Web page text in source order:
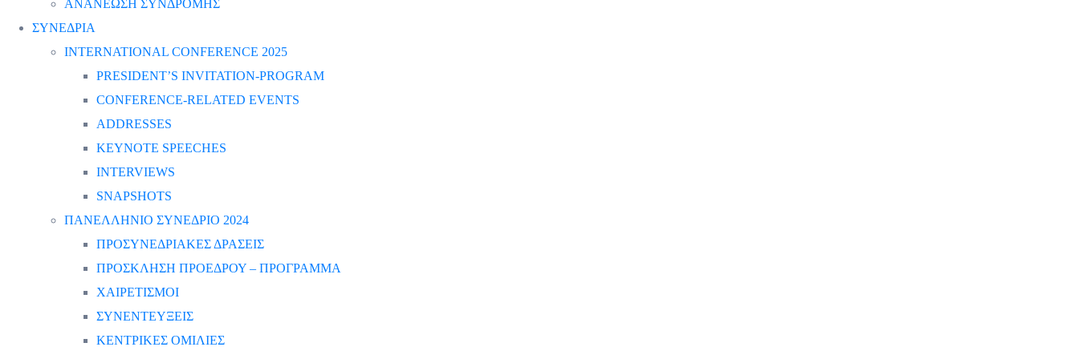
ΑΝΑΝΕΩΣΗ ΣΥΝΔΡΟΜΗΣ
ΣΥΝΕΔΡΙΑ
INTERNATIONAL CONFERENCE 2025
PRESIDENT’S INVITATION-PROGRAM
CONFERENCE-RELATED EVENTS
ADDRESSES
KEYNOTE SPEECHES
INTERVIEWS
SNAPSHOTS
ΠΑΝΕΛΛΗΝΙΟ ΣΥΝΕΔΡΙΟ 2024
ΠΡΟΣΥΝΕΔΡΙΑΚΕΣ ΔΡΑΣΕΙΣ
ΠΡΟΣΚΛΗΣΗ ΠΡΟΕΔΡΟΥ – ΠΡΟΓΡΑΜΜΑ
ΧΑΙΡΕΤΙΣΜΟΙ
ΣΥΝΕΝΤΕΥΞΕΙΣ
ΚΕΝΤΡΙΚΕΣ ΟΜΙΛΙΕΣ